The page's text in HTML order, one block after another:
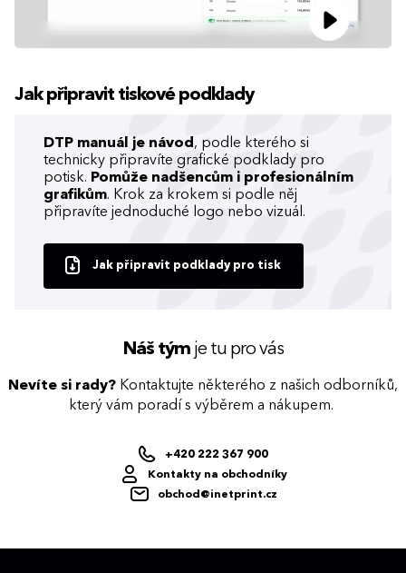
Jak připravit tiskové podklady
DTP manuál je návod , podle kterého si
technicky připravíte grafické podklady pro
potisk. Pomůže nadšencům i profesionálním
grafikům. Krok za krokem si podle něj
připravíte jednoduché logo nebo vizuál.
Jak připravit podklady pro tisk
Náš týmje tu pro vás
Nevíte si rady? Kontaktujte některého z našich odborníků,
který vám poradí s výběrem a nákupem.
+420 222 367 900
Kontakty na obchodníky
obchod@inetprint.cz